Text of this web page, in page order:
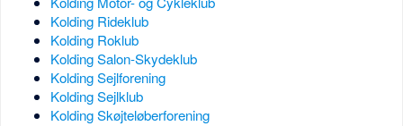
Kolding Rideklub
Kolding Roklub
Kolding Salon-Skydeklub
Kolding Sejlforening
Kolding Sejlklub
Kolding Skøjteløberforening